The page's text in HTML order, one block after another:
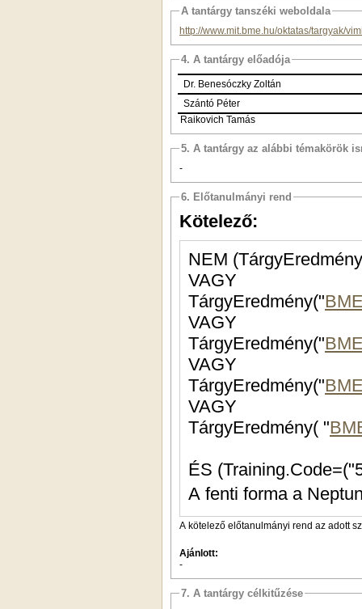
A tantárgy tanszéki weboldala
http://www.mit.bme.hu/oktatas/targyak/
4. A tantárgy előadója
Dr. Benesóczky Zoltán
Szántó Péter
Raikovich Tamás
5. A tantárgy az alábbi témakörök
-
6. Előtanulmányi rend
Kötelező:
NEM
VAGY
TárgyEredmény("
VAGY
TárgyEredmény("
VAGY
TárgyEredmény("
VAGY
TárgyEredmény( "
A fenti forma a
A kötelező előtanulmányi rend az adott
Ajánlott:
-
7. A tantárgy célkitűzése